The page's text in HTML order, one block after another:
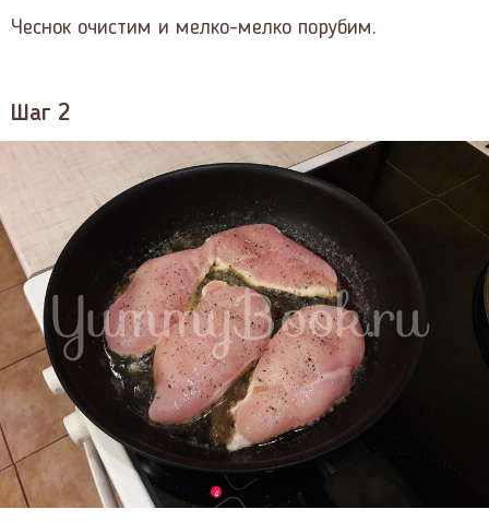
Чеснок очистим и мелко-мелко порубим.
Шаг 2